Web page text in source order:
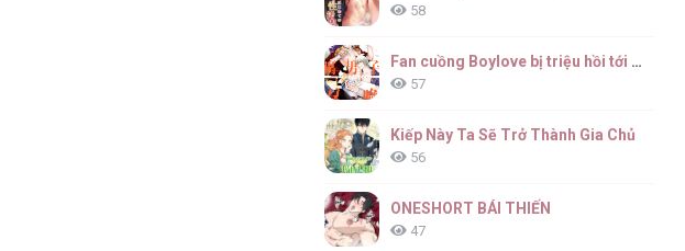
58
Fan cuồng Boylove bị triệu hồi tới một thế giới lạ
57
Kiếp Này Ta Sẽ Trở Thành Gia Chủ
56
ONESHORT BÁI THIẾN
47